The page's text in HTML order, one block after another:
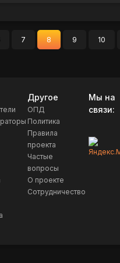
7 8 9 10
Другое
ОПД
Политика
Правила
проекта
Частые
вопросы
О проекте
Сотрудничество
Мы на
связи: